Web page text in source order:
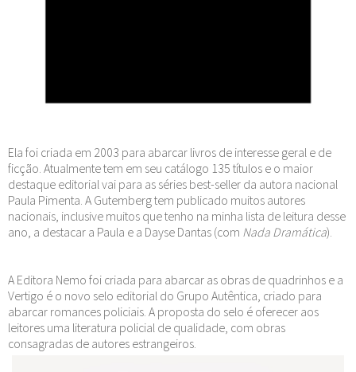
Ela foi criada em 2003 para abarcar livros de interesse geral e de
ficção. Atualmente tem em seu catálogo 135 títulos e o maior
destaque editorial vai para as séries best-seller da autora nacional
Paula Pimenta. A Gutemberg tem publicado muitos autores
nacionais, inclusive muitos que tenho na minha lista de leitura desse
ano, a destacar a Paula e a Dayse Dantas (com Nada Dramática).
A Editora Nemo foi criada para abarcar as obras de quadrinhos e a
Vertigo é o novo selo editorial do Grupo Autêntica, criado para
abarcar romances policiais. A proposta do selo é oferecer aos
leitores uma literatura policial de qualidade, com obras
consagradas de autores estrangeiros.